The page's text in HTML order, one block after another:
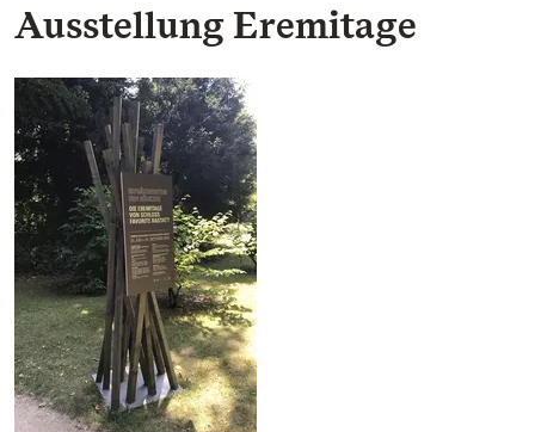
Ausstellung Eremitage